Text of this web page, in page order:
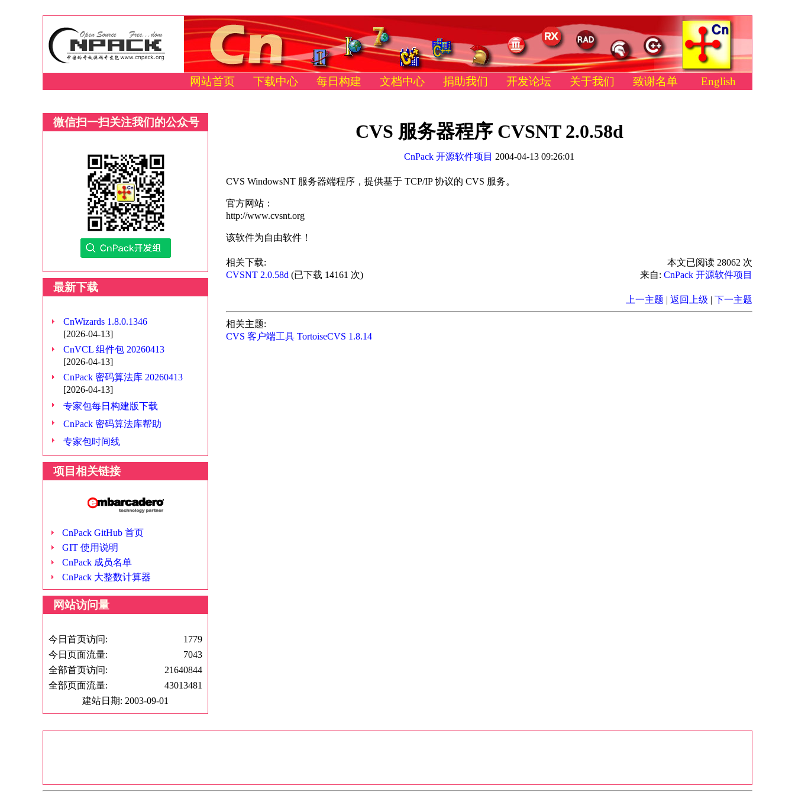
网站首页 下载中心 每日构建 文档中心 捐助我们 开发论坛 关于我们 致谢名单 English
微信扫一扫关注我们的公众号
最新下载
CnWizards 1.8.0.1346
[2026-04-13]
CnVCL 组件包 20260413
[2026-04-13]
CnPack 密码算法库 20260413
[2026-04-13]
专家包每日构建版下载
CnPack 密码算法库帮助
专家包时间线
项目相关链接
CnPack GitHub 首页
GIT 使用说明
CnPack 成员名单
CnPack 大整数计算器
网站访问量
今日首页访问:
1779
今日页面流量:
7043
全部首页访问:
21640844
全部页面流量:
43013481
建站日期: 2003-09-01
CVS 服务器程序 CVSNT 2.0.58d
CnPack 开源软件项目 2004-04-13 09:26:01
CVS WindowsNT 服务器端程序，提供基于 TCP/IP 协议的 CVS 服务。
官方网站：
http://www.cvsnt.org
该软件为自由软件！
相关下载:
CVSNT 2.0.58d (已下载 14161 次)
本文已阅读 28062 次
来自: CnPack 开源软件项目
上一主题 | 返回上级 | 下一主题
相关主题:
CVS 客户端工具 TortoiseCVS 1.8.14